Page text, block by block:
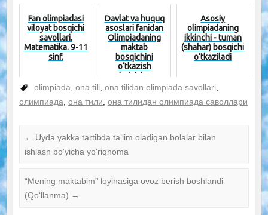
Fan olimpiadasi
viloyat bosqichi
savollari.
Matematika. 9-11
sinf.
Davlat va huquq
asoslari fanidan
Olimpiadaning
maktab
bosqichini
o‘tkazish
bo‘yicha
tavsiyalar
Asosiy
olimpiadaning
ikkinchi - tuman
(shahar) bosqichi
o‘tkaziladi
olimpiada ona tili ona tilidan olimpiada savollari
олимпиада она тили она тилидан олимпиада саволлари
← Uyda yakka tartibda ta’lim oladigan bolalar bilan
ishlash bo‘yicha yo‘riqnoma
“Mening maktabim” loyihasiga ovoz berish boshlandi
(Qo‘llanma) →